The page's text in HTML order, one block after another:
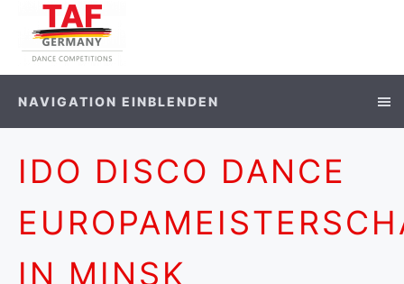
NAVIGATION EINBLENDEN
IDO DISCO DANCE
IN MINSK